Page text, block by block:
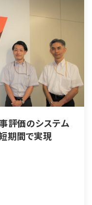
評価のシステム
期間で実現